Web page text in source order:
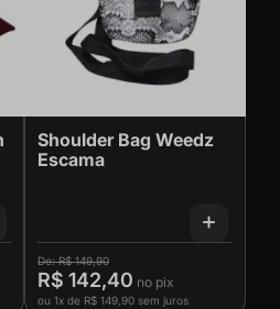
Shoulder Bag Weedz
Escama
R$ 149,90
R$ 142,40
ou 1x de R$ 149,90 sem juros